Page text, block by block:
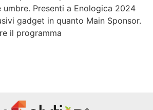
umbre. Presenti a Enologica 2024
gadget in quanto Main Sponsor.
il programma